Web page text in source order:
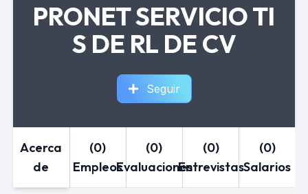
PRONET SERVICIO TI
S DE RL DE CV
Seguir
Acerca
de
(0)
Empleos
(0)
Evaluaciones
(0)
Entrevistas
(0)
Salarios